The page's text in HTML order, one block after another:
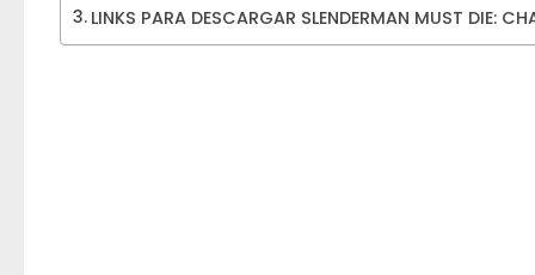
LINKS PARA DESCARGAR SLENDERMAN MUST DIE: